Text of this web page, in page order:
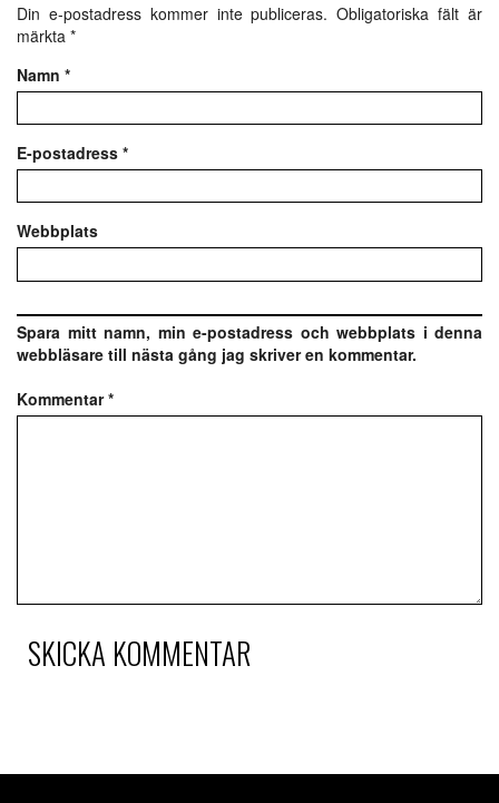
Din e-postadress kommer inte publiceras. Obligatoriska fält är
märkta *
Namn *
E-postadress *
Webbplats
Spara mitt namn, min e-postadress och webbplats i denna
webbläsare till nästa gång jag skriver en kommentar.
Kommentar*
SKICKA KOMMENTAR